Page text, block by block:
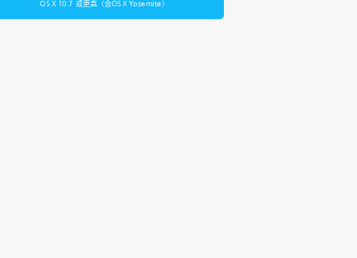
OS X 10.7 或更高（含OS X Yosemite）